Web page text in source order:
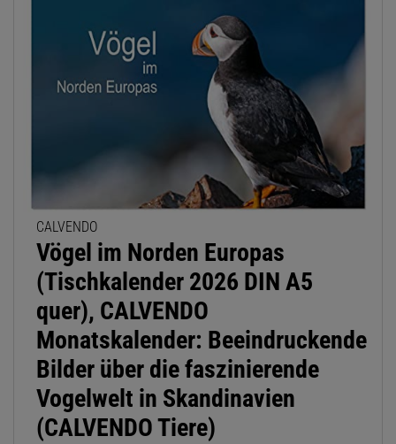
CALVENDO
Vögel im Norden Europas
(Tischkalender 2026 DIN A5
quer), CALVENDO
Monatskalender: Beeindruckende
Bilder über die faszinierende
Vogelwelt in Skandinavien
(CALVENDO Tiere)